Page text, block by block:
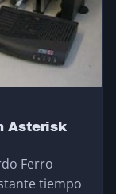
Asterisk
Ferro
tiempo